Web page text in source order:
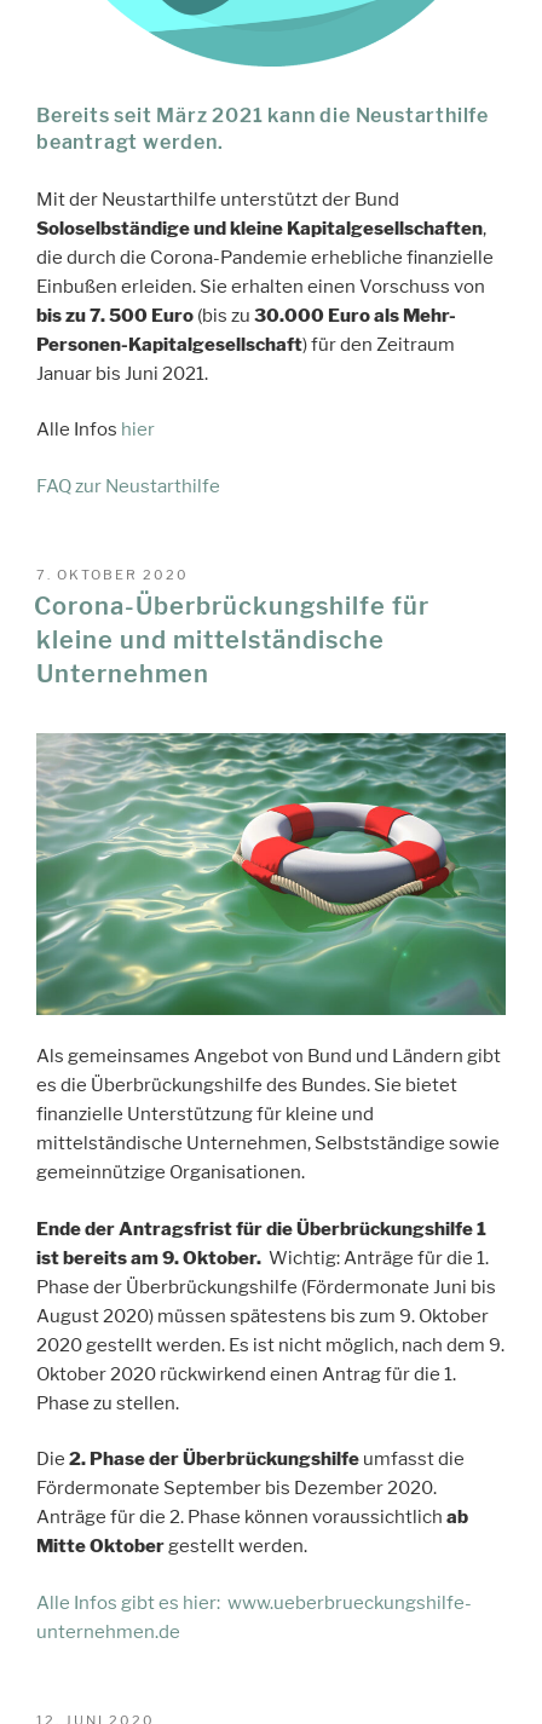
Bereits seit März 2021 kann die Neustarthilfe
beantragt werden.
Mit der Neustarthilfe unterstützt der Bund
Soloselbständige und kleine Kapitalgesellschaften,
die durch die Corona-Pandemie erhebliche finanzielle
Einbußen erleiden. Sie erhalten einen Vorschuss von
bis zu 7. 500 Euro (bis zu 30.000 Euro als Mehr-
Personen-Kapitalgesellschaft) für den Zeitraum
Januar bis Juni 2021.
Alle Infos hier
FAQ zur Neustarthilfe
VERÖFFENTLICHT
AM
7. OKTOBER 2020
Corona-Überbrückungshilfe für
kleine und mittelständische
Unternehmen
Als gemeinsames Angebot von Bund und Ländern gibt
es die Überbrückungshilfe des Bundes. Sie bietet
finanzielle Unterstützung für kleine und
mittelständische Unternehmen, Selbstständige sowie
gemeinnützige Organisationen.
Ende der Antragsfrist für die Überbrückungshilfe 1
ist bereits am 9. Oktober. Wichtig: Anträge für die 1.
Phase der Überbrückungshilfe (Fördermonate Juni bis
August 2020) müssen spätestens bis zum 9. Oktober
2020 gestellt werden. Es ist nicht möglich, nach dem 9.
Oktober 2020 rückwirkend einen Antrag für die 1.
Phase zu stellen.
Die 2. Phase der Überbrückungshilfe umfasst die
Fördermonate September bis Dezember 2020.
Anträge für die 2. Phase können voraussichtlich ab
Mitte Oktobergestellt werden.
Alle Infos gibt es hier: www.ueberbrueckungshilfe-
unternehmen.de
VERÖFFENTLICHT